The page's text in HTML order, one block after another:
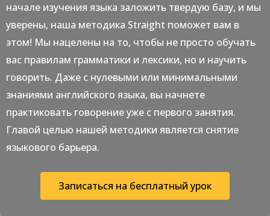
начале изучения языка заложить твердую базу, и мы
уверены, наша методика Straight поможет вам в
этом! Мы нацелены на то, чтобы не просто обучать
вас правилам грамматики и лексики, но и научить
говорить. Даже с нулевыми или минимальными
знаниями английского языка, вы начнете
практиковать говорение уже с первого занятия.
Главой целью нашей методики является снятие
языкового барьера.
Записаться на бесплатный урок